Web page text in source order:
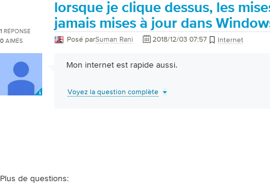
1 RÉPONSE
0 AIMÉS
lorsque je clique dessus, les
jamais mises à jour dans
Posé parSuman Rani 2018/12/03 07:57 Internet
Mon internet est rapide aussi.
Voyez la question complète
Plus de questions: